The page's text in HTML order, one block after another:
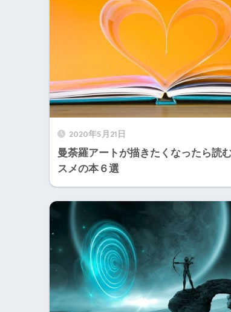
2020年5月21日
曼荼羅アートが描きたくなったら読
スメの本６選